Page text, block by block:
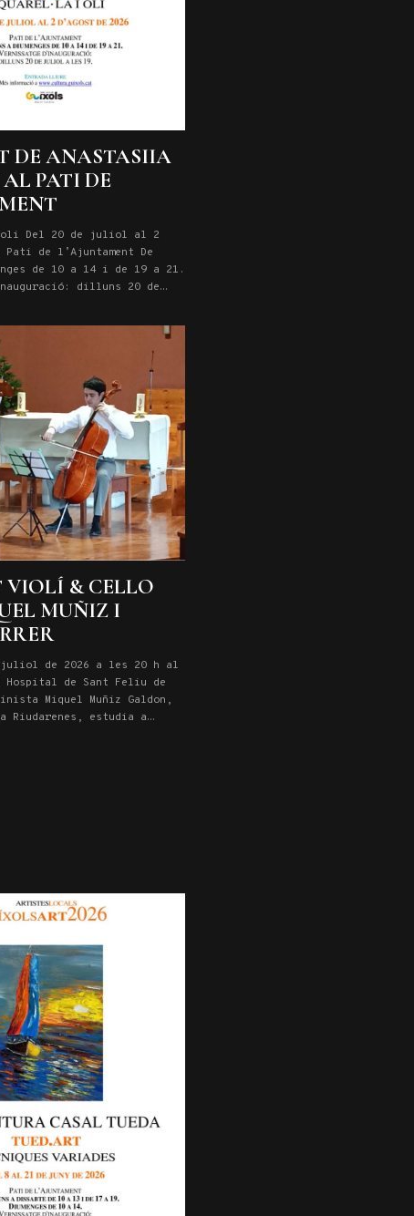
DE ANASTASIIA
PATI DE
Del 20 de juliol al 2
Pati de l’Ajuntament De
de 10 a 14 i de 19 a 21.
dilluns 20 de
VIOLÍ & CELLO
MUÑIZ I
juliol de 2026 a les 20 h al
de Sant Feliu de
Miquel Muñiz Galdon,
Riudarenes, estudia a